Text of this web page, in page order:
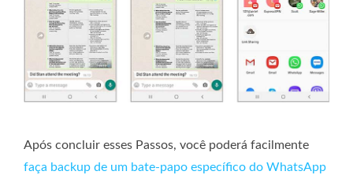
Após concluir esses Passos, você poderá facilmente
faça backup de um bate-papo específico do WhatsApp